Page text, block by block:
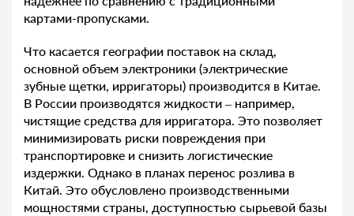
картами-пропусками.
Что касается географии поставок на склад,
основной объем электроники (электрические
зубные щетки, ирригаторы) производится в Китае.
В России производятся жидкости – например,
чистящие средства для ирригатора. Это позволяет
минимизировать риски повреждения при
транспортировке и снизить логистические
издержки. Однако в планах перенос розлива в
Китай. Это обусловлено производственными
мощностями страны, доступностью сырьевой базы